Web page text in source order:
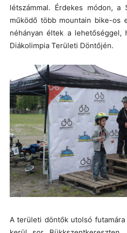
létszámmal. Érdekes módon, a
működő több mountain bike-os
néhányan éltek a lehetőséggel,
Diákolimpia Területi Döntőjén.
A területi döntők utolsó